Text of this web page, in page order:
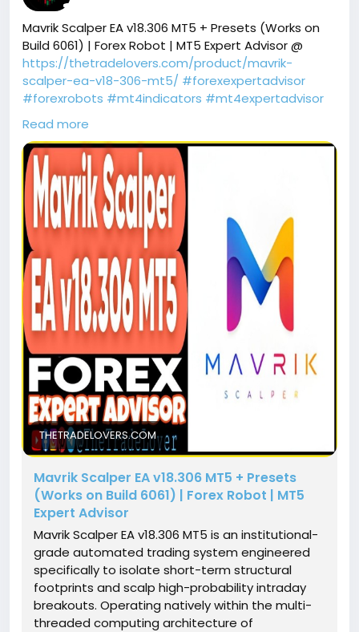
Mavrik Scalper EA v18.306 MT5 + Presets (Works on
Build 6061) | Forex Robot | MT5 Expert Advisor @
https://thetradelovers.com/product/mavrik-
scalper-ea-v18-306-mt5/ #forexexpertadvisor
#forexrobots #mt4indicators #mt4expertadvisor
#MavrikScalperEAv18306MT5
Read more
THETRADELOVERS.COM
Mavrik Scalper EA v18.306 MT5 + Presets
(Works on Build 6061) | Forex Robot | MT5
Expert Advisor
Mavrik Scalper EA v18.306 MT5 is an institutional-
grade automated trading system engineered
specifically to isolate short-term structural
footprints and scalp high-probability intraday
breakouts. Operating natively within the multi-
threaded computing architecture of